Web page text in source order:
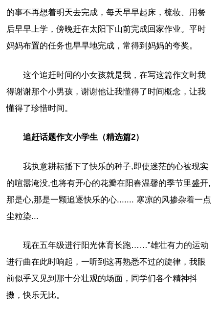
的事不再想着明天去完成，每天早早起床，梳妆、用餐
后早早上学，傍晚赶在太阳下山前完成回家作业。平时
妈妈布置的任务也早早地完成，常得到妈妈的夸奖。
这个追赶时间的小女孩就是我，在写这篇作文时我
得谢谢那个小男孩，谢谢他让我懂得了时间概念，让我
懂得了珍惜时间。
追赶话题作文小学生（精选篇2）
我执意耕耘播下了快乐的种子,即使迷茫的心被现实
的喧嚣淹没,也将有开心的花瓣在阳春温馨的季节里盛开,
那是心,那是一颗追逐快乐的心....... 寒凉的风掺杂着一点
尘粒染...
现在五年级进行阳光体育长跑……”雄壮有力的运动
进行曲在此时响起，一听到这再熟悉不过的旋律，我眼
前似乎又见到那十分壮观的场面，同学们各个精神抖
擞，快乐无比。